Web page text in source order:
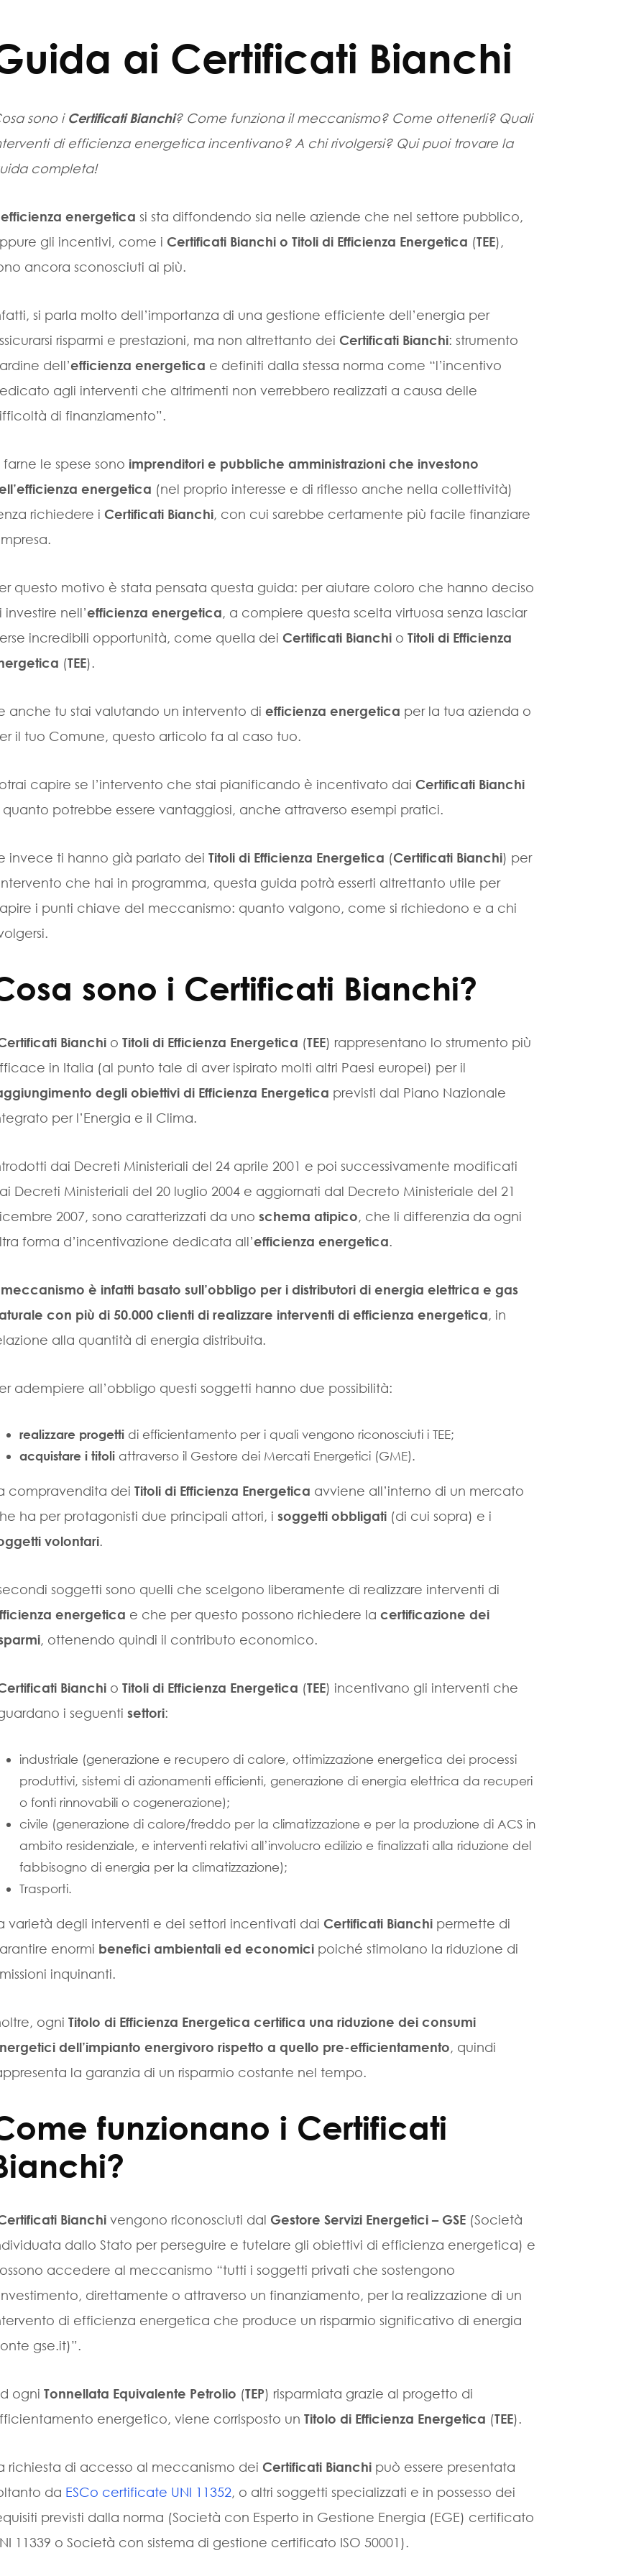
ai Certificati Bianchi
sono i Certificati Bianchi? Come funziona il meccanismo? Come ottenerli? Quali
di efficienza energetica incentivano? A chi rivolgersi? Qui puoi trovare la
completa!
efficienza energetica si sta diffondendo sia nelle aziende che nel settore pubblico,
gli incentivi, come i Certificati Bianchi o Titoli di Efficienza Energetica (TEE),
ancora sconosciuti ai più.
si parla molto dell’importanza di una gestione efficiente dell’energia per
risparmi e prestazioni, ma non altrettanto dei Certificati Bianchi: strumento
dell’efficienza energetica e definiti dalla stessa norma come “l’incentivo
agli interventi che altrimenti non verrebbero realizzati a causa delle
di finanziamento”.
farne le spese sono imprenditori e pubbliche amministrazioni che investono
energetica (nel proprio interesse e di riflesso anche nella collettività)
richiedere i Certificati Bianchi, con cui sarebbe certamente più facile finanziare
questo motivo è stata pensata questa guida: per aiutare coloro che hanno deciso
investire nell’efficienza energetica, a compiere questa scelta virtuosa senza lasciar
incredibili opportunità, come quella dei Certificati Bianchi o Titoli di Efficienza
(TEE).
anche tu stai valutando un intervento di efficienza energetica per la tua azienda o
il tuo Comune, questo articolo fa al caso tuo.
capire se l’intervento che stai pianificando è incentivato dai Certificati Bianchi
quanto potrebbe essere vantaggiosi, anche attraverso esempi pratici.
invece ti hanno già parlato dei Titoli di Efficienza Energetica (Certificati Bianchi) per
che hai in programma, questa guida potrà esserti altrettanto utile per
i punti chiave del meccanismo: quanto valgono, come si richiedono e a chi
sono i Certificati Bianchi?
Bianchi o Titoli di Efficienza Energetica (TEE) rappresentano lo strumento più
in Italia (al punto tale di aver ispirato molti altri Paesi europei) per il
degli obiettivi di Efficienza Energetica previsti dal Piano Nazionale
per l’Energia e il Clima.
dai Decreti Ministeriali del 24 aprile 2001 e poi successivamente modificati
Decreti Ministeriali del 20 luglio 2004 e aggiornati dal Decreto Ministeriale del 21
2007, sono caratterizzati da uno schema atipico, che li differenzia da ogni
forma d’incentivazione dedicata all’efficienza energetica.
è infatti basato sull’obbligo per i distributori di energia elettrica e gas
con più di 50.000 clienti di realizzare interventi di efficienza energetica, in
alla quantità di energia distribuita.
adempiere all’obbligo questi soggetti hanno due possibilità:
realizzare progetti di efficientamento per i quali vengono riconosciuti i TEE;
acquistare i titoli attraverso il Gestore dei Mercati Energetici (GME).
compravendita dei Titoli di Efficienza Energetica avviene all’interno di un mercato
ha per protagonisti due principali attori, i soggetti obbligati (di cui sopra) e i
volontari.
soggetti sono quelli che scelgono liberamente di realizzare interventi di
energetica e che per questo possono richiedere la certificazione dei
, ottenendo quindi il contributo economico.
Bianchi o Titoli di Efficienza Energetica (TEE) incentivano gli interventi che
i seguenti settori:
industriale (generazione e recupero di calore, ottimizzazione energetica dei processi
produttivi, sistemi di azionamenti efficienti, generazione di energia elettrica da recuperi
o fonti rinnovabili o cogenerazione);
civile (generazione di calore/freddo per la climatizzazione e per la produzione di ACS in
ambito residenziale, e interventi relativi all’involucro edilizio e finalizzati alla riduzione del
fabbisogno di energia per la climatizzazione);
Trasporti.
varietà degli interventi e dei settori incentivati dai Certificati Bianchi permette di
enormi benefici ambientali ed economici poiché stimolano la riduzione di
inquinanti.
ogni Titolo di Efficienza Energetica certifica una riduzione dei consumi
dell’impianto energivoro rispetto a quello pre-efficientamento, quindi
la garanzia di un risparmio costante nel tempo.
funzionano i Certificati
Bianchi vengono riconosciuti dal Gestore Servizi Energetici – GSE (Società
dallo Stato per perseguire e tutelare gli obiettivi di efficienza energetica) e
accedere al meccanismo “tutti i soggetti privati che sostengono
direttamente o attraverso un finanziamento, per la realizzazione di un
di efficienza energetica che produce un risparmio significativo di energia
gse.it)”.
ogni Tonnellata Equivalente Petrolio (TEP) risparmiata grazie al progetto di
energetico, viene corrisposto un Titolo di Efficienza Energetica (TEE).
richiesta di accesso al meccanismo dei Certificati Bianchi può essere presentata
da ESCo certificate UNI 11352, o altri soggetti specializzati e in possesso dei
previsti dalla norma (Società con Esperto in Gestione Energia (EGE) certificato
11339 o Società con sistema di gestione certificato ISO 50001).